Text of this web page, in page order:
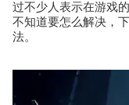
过不少人表示在游戏
不知道要怎么解决，
法。